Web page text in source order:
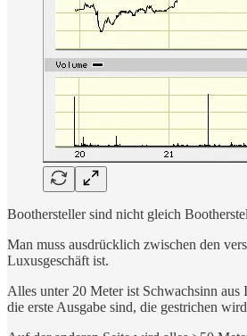
Boothersteller sind nicht gleich
Man muss ausdrücklich zwischen den
Luxusgeschäft ist.
Alles unter 20 Meter ist Schwachsinn
die erste Ausgabe sind, die gestrichen